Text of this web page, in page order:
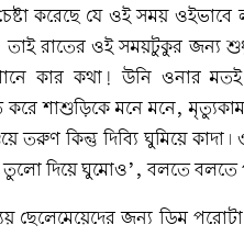
করেছে যে ওই সময়
তাই রাতের ওই সময়টুকুর জন্য
কার কথা! উনি ওনার
শাশুড়িকে মনে মনে,
তরুণ কিন্তু দিব্যি ঘুমিয়ে
তুলো দিয়ে ঘুমোও’, বলতে বলতে
ছেলেমেয়েদের জন্য ডিম